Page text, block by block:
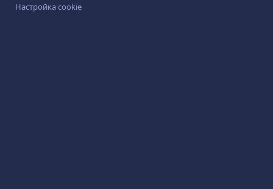
Настройка cookie